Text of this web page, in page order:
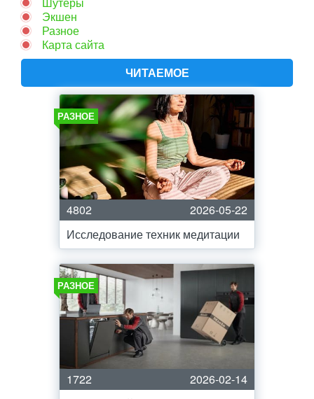
Экшен
Разное
Карта сайта
ЧИТАЕМОЕ
РАЗНОЕ
4802
2026-05-22
Исследование техник медитации
РАЗНОЕ
1722
2026-02-14